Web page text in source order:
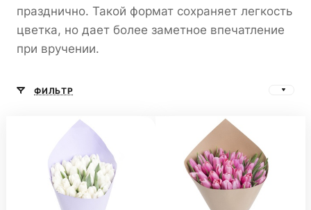
празднично. Такой формат сохраняет легкость
цветка, но дает более заметное впечатление
при вручении.
ФИЛЬТР